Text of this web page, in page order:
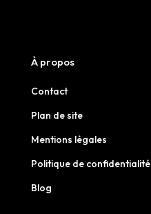
À propos
Contact
Plan de site
Mentions légales
Politique de confidentialité
Blog